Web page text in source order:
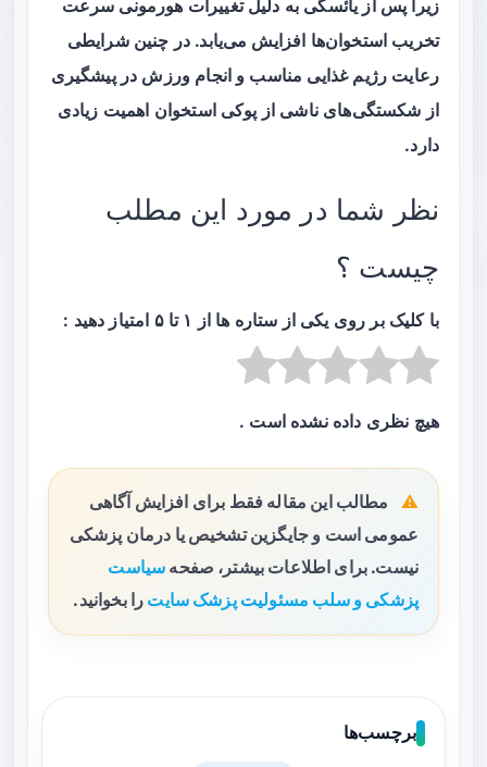
زیرا پس از یائسگی به دلیل تغییرات هورمونی سرعت
تخریب استخوان‌ها افزایش می‌یابد. در چنین شرایطی
رعایت رژیم غذایی مناسب و انجام ورزش در پیشگیری
از شکستگی‌های ناشی از پوکی استخوان اهمیت زیادی
دارد.
نظر شما در مورد این مطلب
چیست ؟
با کلیک بر روی یکی از ستاره ها از ۱ تا ۵ امتیاز دهید :
هیچ نظری داده نشده است .
مطالب این مقاله فقط برای افزایش آگاهی
عمومی است و جایگزین تشخیص یا درمان پزشکی
نیست. برای اطلاعات بیشتر، صفحه سیاست
پزشکی و سلب مسئولیت پزشک سایت را بخوانید.
برچسب‌ها